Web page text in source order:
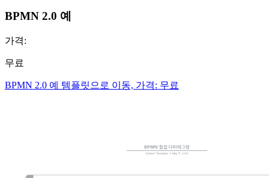
BPMN 2.0 예
가격:
무료
BPMN 2.0 예 템플릿으로 이동, 가격: 무료